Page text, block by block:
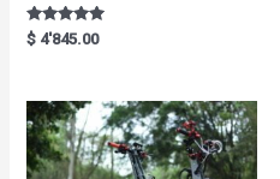
Rated
5.00
$ 4'845.00